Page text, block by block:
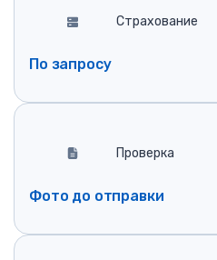
Страхование
По запросу
Проверка
Фото до отправки